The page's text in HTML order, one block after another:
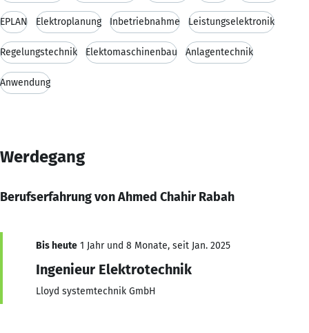
EPLAN Elektroplanung Inbetriebnahme Leistungselektronik
Regelungstechnik Elektomaschinenbau Anlagentechnik
Anwendung
Werdegang
Berufserfahrung von Ahmed Chahir Rabah
Bis heute 1 Jahr und 8 Monate, seit Jan. 2025
Ingenieur Elektrotechnik
Lloyd systemtechnik GmbH